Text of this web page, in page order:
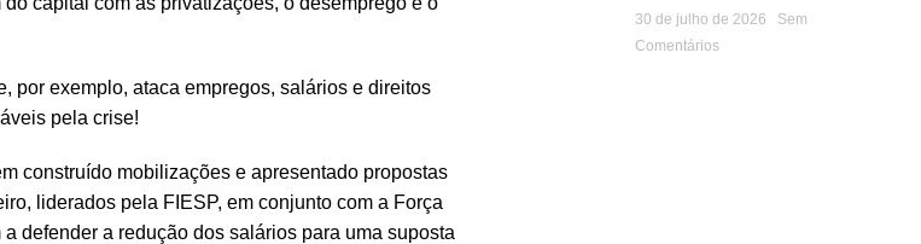
por exemplo, ataca empregos, salários e direitos
pela crise!
construído mobilizações e apresentado propostas
liderados pela FIESP, em conjunto com a Força
defender a redução dos salários para uma suposta
30 de julho de 2026
Sem
Comentários